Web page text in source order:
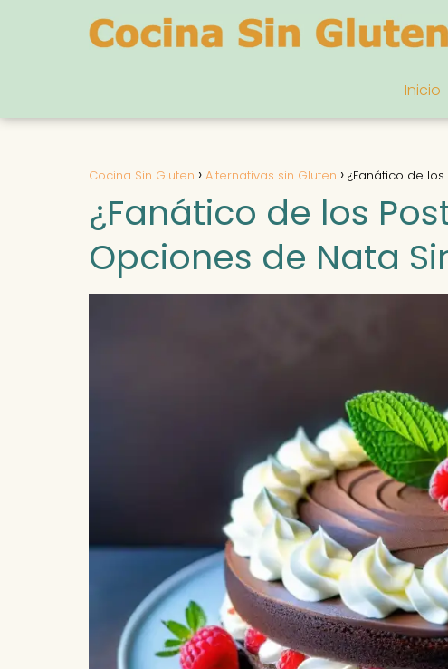
Inicio
Cocina Sin Gluten Alternativas sin Gluten ¿Fanático de
¿Fanático de los
Opciones de Nata